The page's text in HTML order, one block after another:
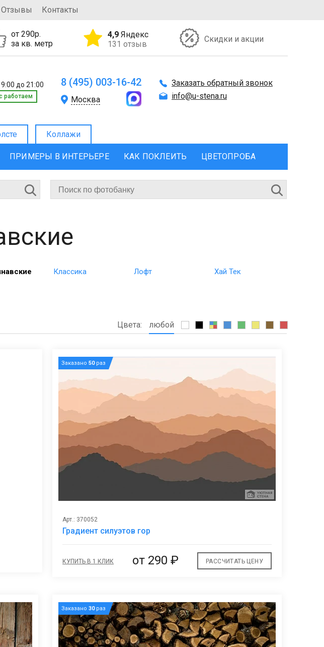
Отзывы Контакты
от 290р.
за кв. метр
4,9 Яндекс
131 отзыв
Скидки и акции
до 21:00
работаем
8 (495) 003-16-42
Москва
Заказать обратный звонок
info@u-stena.ru
Коллажи
ПРИМЕРЫ В ИНТЕРЬЕРЕ КАК ПОКЛЕИТЬ ЦВЕТОПРОБА
Классика Лофт Хай Тек
Цвета: любой
Заказано50раз
Арт.: 370052
Градиент силуэтов гор
КУПИТЬ В 1 КЛИК от 290 ₽ РАССЧИТАТЬ ЦЕНУ
Заказано30раз